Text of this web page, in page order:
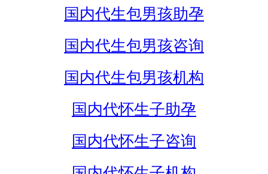
国内代生包男孩助孕
国内代生包男孩咨询
国内代生包男孩机构
国内代怀生子助孕
国内代怀生子咨询